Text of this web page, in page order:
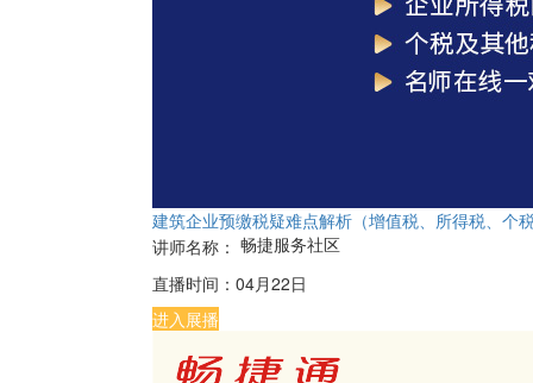
建筑企业预缴税疑难点解析（增值税、所得税、个
讲师名称： 畅捷服务社区
直播时间： 04月22日
进入展播